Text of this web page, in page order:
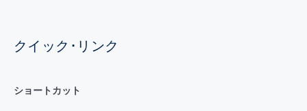
クイック･リンク
ショートカット